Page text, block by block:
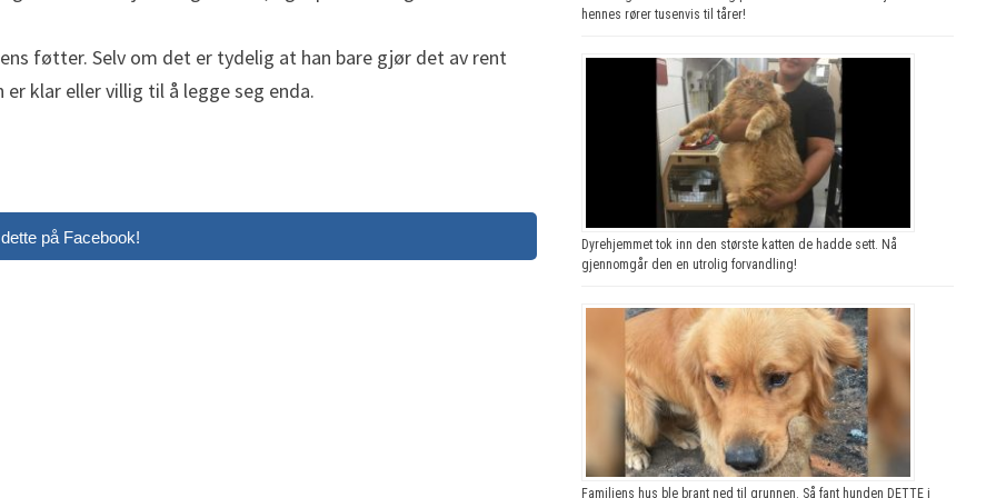
føtter. Selv om det er tydelig at han bare gjør det av rent
klar eller villig til å legge seg enda.
på Facebook!
hennes rører tusenvis til tårer!
Dyrehjemmet tok inn den største katten de hadde sett. Nå
gjennomgår den en utrolig forvandling!
Familiens hus ble brant ned til grunnen. Så fant hunden DETTE i